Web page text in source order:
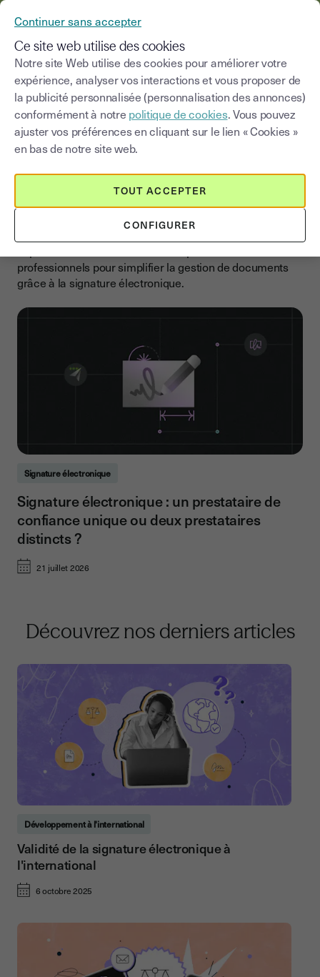
Blog|Signer en ligne
Choisir une catégorie Saisissez un terme
La signature électronique au
service des professionnel
professionnels pour simplifier la gestion de documents
grâce à la signature électronique.
Signature électronique
21 juillet 2026
Signature électronique : un prestataire de
confiance unique ou deux prestataires
distincts ?
Découvrez nos derniers articles
Développement à l'international
Validité de la signature électronique à
l'international
6 octobre 2025
Continuer sans accepter
Ce site web utilise des cookies
Notre site Web utilise des cookies pour améliorer votre
expérience, analyser vos interactions et vous proposer de
la publicité personnalisée (personnalisation des annonces)
conformément à notre politique de cookies. Vous pouvez
ajuster vos préférences en cliquant sur le lien « Cookies »
en bas de notre site web.
CONFIGURER
TOUT ACCEPTER